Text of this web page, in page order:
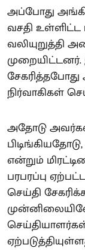
அப்போது
வசதி
வலியுறுத்தி
நிர்வாகிகள்
அதோடு
என்றும்
பரபரப்பு
செய்தி